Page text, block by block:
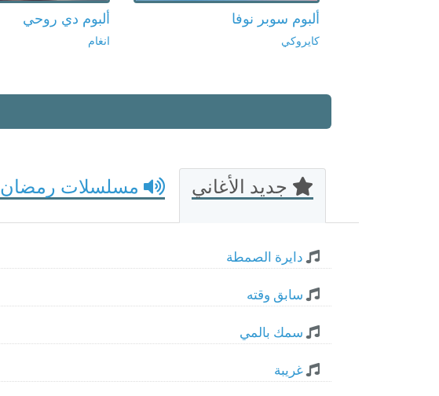
ألبوم سوبر نوفا
كايروكي
ألبوم دي روحي
انغام
جديد الأغاني مسلسلات رمضان 2026
دايرة الصمطة
سابق وقته
سمك بالمي
غريبة